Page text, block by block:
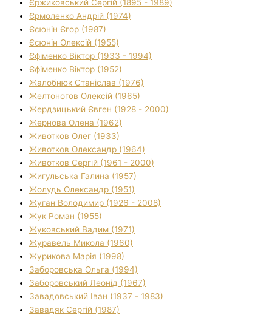
Єржиковський Сергій (1895 - 1989)
Єрмоленко Андрій (1974)
Єсюнін Єгор (1987)
Єсюнін Олексій (1955)
Єфіменко Віктор (1933 - 1994)
Єфіменко Віктор (1952)
Жалобнюк Станіслав (1976)
Желтоногов Олексій (1965)
Жердзицький Євген (1928 - 2000)
Жернова Олена (1962)
Животков Олег (1933)
Животков Олександр (1964)
Животков Сергій (1961 - 2000)
Жигульська Галина (1957)
Жолудь Олександр (1951)
Жуган Володимир (1926 - 2008)
Жук Роман (1955)
Жуковський Вадим (1971)
Журавель Микола (1960)
Журикова Марія (1998)
Заборовська Ольга (1994)
Заборовський Леонід (1967)
Завадовський Іван (1937 - 1983)
Завадяк Сергій (1987)